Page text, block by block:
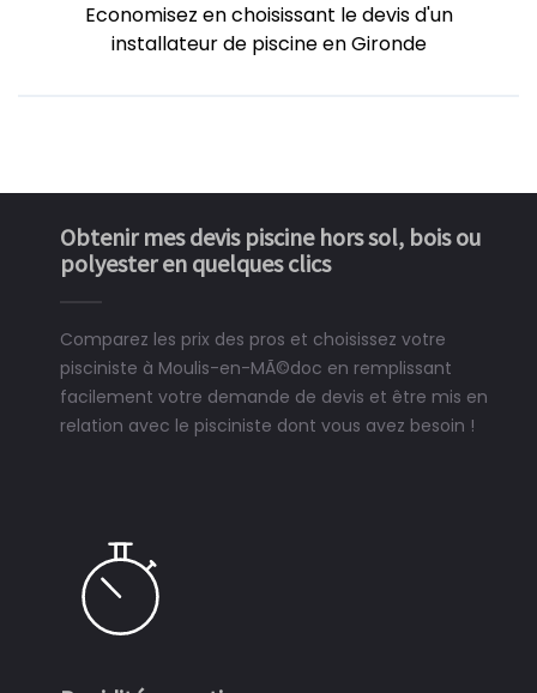
Economisez en choisissant le devis d'un
installateur de piscine en Gironde
Obtenir mes devis piscine hors sol, bois ou
polyester en quelques clics
Comparez les prix des pros et choisissez votre
pisciniste à Moulis-en-MÃ©doc en remplissant
facilement votre demande de devis et être mis en
relation avec le pisciniste dont vous avez besoin !